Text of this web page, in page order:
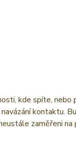
kde spíte, nebo
kontaktu.
zaměřeni